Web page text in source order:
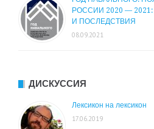
РОССИИ 2020 —
И ПОСЛЕДСТВИЯ
08.09.2021
ДИСКУССИЯ
Лексикон на лексикон
17.06.2019